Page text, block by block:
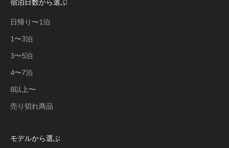
宿泊日数から選ぶ
日帰り〜1泊
1〜3泊
3〜5泊
4〜7泊
8以上〜
売り切れ商品
モデルから選ぶ